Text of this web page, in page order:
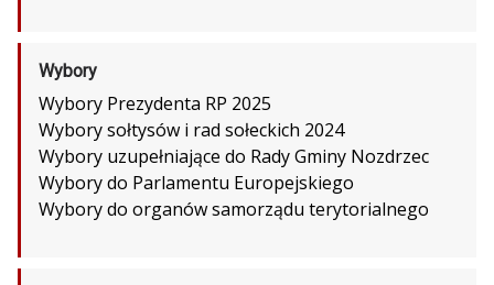
Wybory
Wybory Prezydenta RP 2025
Wybory sołtysów i rad sołeckich 2024
Wybory uzupełniające do Rady Gminy Nozdrzec
Wybory do Parlamentu Europejskiego
Wybory do organów samorządu terytorialnego